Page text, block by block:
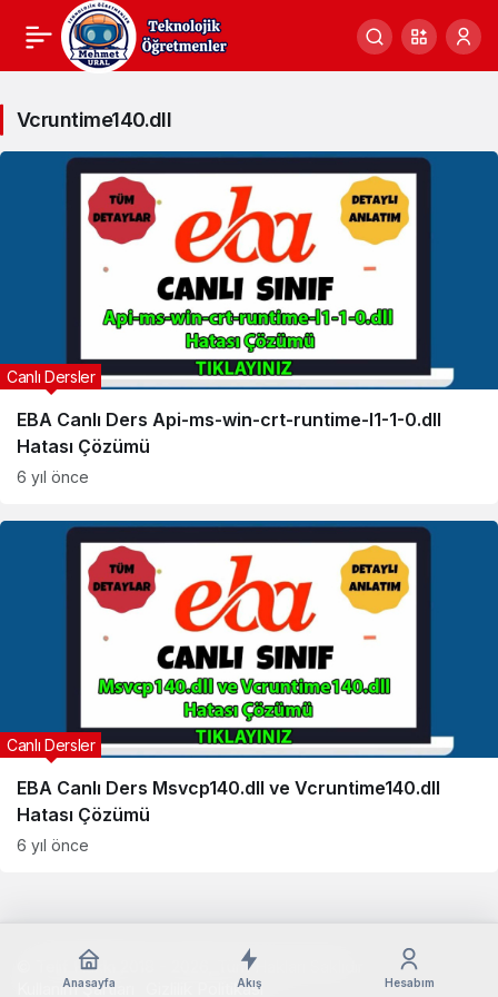
Haberleri
Vcruntime140.dll
EBA Canlı Ders Api-ms-win-crt-runtime-l1-1-0.dll
Hatası Çözümü
Canlı Dersler
6 yıl önce
EBA Canlı Ders Msvcp140.dll ve Vcruntime140.dll
Hatası Çözümü
Canlı Dersler
6 yıl önce
Anasayfa Akış Hesabım
© Telif Hakkı 2018 - 2026, Tüm Hakları Saklıdır
Kullanım Şartları
Gizlilik Politikası